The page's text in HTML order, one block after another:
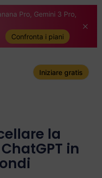
Pro, Gemini 3 Pro,
Confronta i piani
Iniziare gratis
la
in